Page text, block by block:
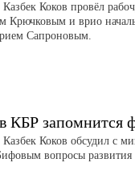
Коков провёл
Крючковым и врио
Сапроновым.
КБР запомнится
Коков обсудил с
вопросы развития